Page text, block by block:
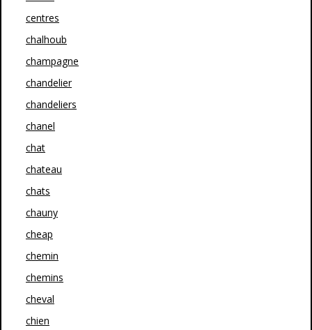
centres
chalhoub
champagne
chandelier
chandeliers
chanel
chat
chateau
chats
chauny
cheap
chemin
chemins
cheval
chien